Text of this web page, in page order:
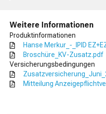
Weitere Informationen
Produktinformationen
Hanse Merkur_-_IPID
Broschüre_KV-Zusatz.pdf
Versicherungsbedingungen
Mitteilung